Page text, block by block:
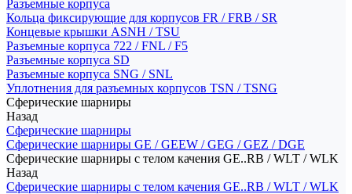
Разъемные корпуса
Кольца фиксирующие для корпусов FR / FRB / SR
Концевые крышки ASNH / TSU
Разъемные корпуса 722 / FNL / F5
Разъемные корпуса SD
Разъемные корпуса SNG / SNL
Уплотнения для разъемных корпусов TSN / TSNG
Сферические шарниры
Назад
Сферические шарниры
Сферические шарниры GE / GEEW / GEG / GEZ / DGE
Сферические шарниры с телом качения GE..RB / WLT / WLK
Назад
Сферические шарниры с телом качения GE..RB / WLT / WLK